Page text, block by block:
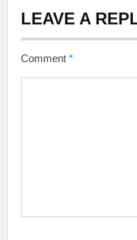
LEAVE A
Comment *